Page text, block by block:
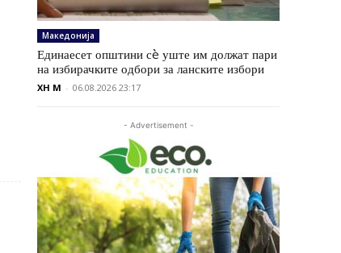
Македонија
Единаесет општини сè уште им должат пари
на избирачките одбори за ланските избори
XH M - 06.08.2026 23:17
- Advertisement -